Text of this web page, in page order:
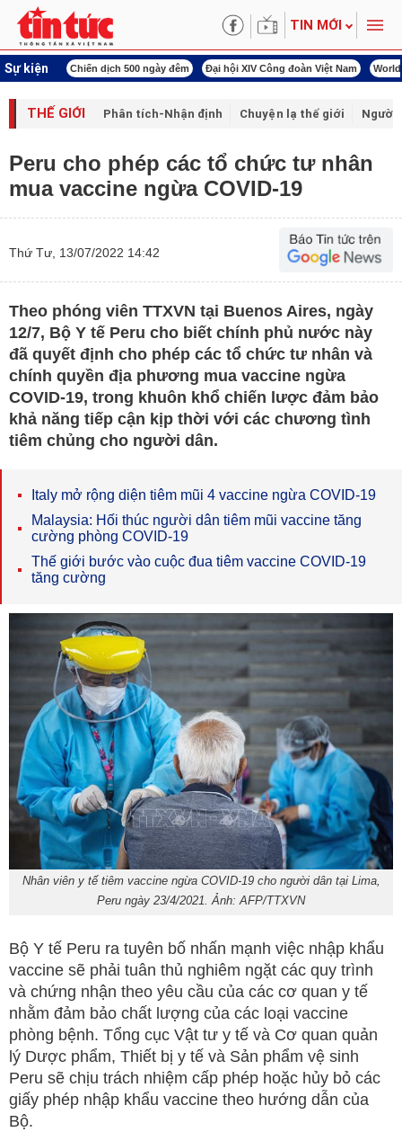
TIN MỚI
Sự kiện
mạng Chiến dịch 500 ngày đêm Đại hội XIV Công đoàn Việt Nam
THẾ GIỚI Phân tích-Nhận định Chuyện lạ thế giới Người
Peru cho phép các tổ chức tư nhân
mua vaccine ngừa COVID-19
Thứ Tư, 13/07/2022 14:42
Theo phóng viên TTXVN tại Buenos Aires, ngày
12/7, Bộ Y tế Peru cho biết chính phủ nước này
đã quyết định cho phép các tổ chức tư nhân và
chính quyền địa phương mua vaccine ngừa
COVID-19, trong khuôn khổ chiến lược đảm bảo
khả năng tiếp cận kịp thời với các chương tình
tiêm chủng cho người dân.
Italy mở rộng diện tiêm mũi 4 vaccine ngừa COVID-19
Malaysia: Hối thúc người dân tiêm mũi vaccine tăng
cường phòng COVID-19
Thế giới bước vào cuộc đua tiêm vaccine COVID-19
tăng cường
Nhân viên y tế tiêm vaccine ngừa COVID-19 cho người dân tại Lima,
Peru ngày 23/4/2021. Ảnh: AFP/TTXVN
Bộ Y tế Peru ra tuyên bố nhấn mạnh việc nhập khẩu
vaccine sẽ phải tuân thủ nghiêm ngặt các quy trình
và chứng nhận theo yêu cầu của các cơ quan y tế
nhằm đảm bảo chất lượng của các loại vaccine
phòng bệnh. Tổng cục Vật tư y tế và Cơ quan quản
lý Dược phẩm, Thiết bị y tế và Sản phẩm vệ sinh
Peru sẽ chịu trách nhiệm cấp phép hoặc hủy bỏ các
giấy phép nhập khẩu vaccine theo hướng dẫn của
Bộ.